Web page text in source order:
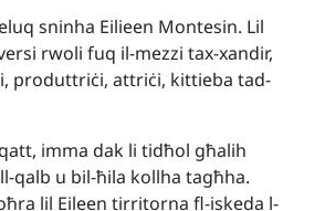
sninha Eilieen Montesin. Lil
rwoli fuq il-mezzi tax-xandir,
produttriċi, attriċi, kittieba tad-
imma dak li tidħol għalih
qalb u bil-ħila kollha tagħha.
lil Eileen tirritorna fl-iskeda l-